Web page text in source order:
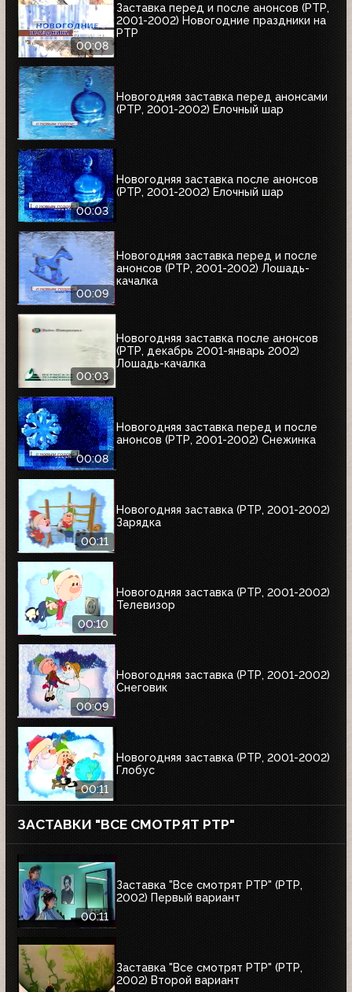
00:08
Заставка перед и после анонсов (РТР,
2001-2002) Новогодние праздники на
РТР
Новогодняя заставка перед анонсами
(РТР, 2001-2002) Елочный шар
00:03
Новогодняя заставка после анонсов
(РТР, 2001-2002) Елочный шар
00:09
Новогодняя заставка перед и после
анонсов (РТР, 2001-2002) Лошадь-
качалка
00:03
Новогодняя заставка после анонсов
(РТР, декабрь 2001-январь 2002)
Лошадь-качалка
00:08
Новогодняя заставка перед и после
анонсов (РТР, 2001-2002) Снежинка
00:11
Новогодняя заставка (РТР, 2001-2002)
Зарядка
00:10
Новогодняя заставка (РТР, 2001-2002)
Телевизор
00:09
Новогодняя заставка (РТР, 2001-2002)
Снеговик
00:11
Новогодняя заставка (РТР, 2001-2002)
Глобус
ЗАСТАВКИ "ВСЕ СМОТРЯТ РТР"
00:11
Заставка "Все смотрят РТР" (РТР,
2002) Первый вариант
Заставка "Все смотрят РТР" (РТР,
2002) Второй вариант